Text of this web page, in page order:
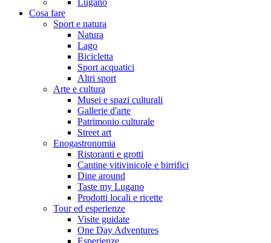
Lugano
Cosa fare
Sport e natura
Natura
Lago
Bicicletta
Sport acquatici
Altri sport
Arte e cultura
Musei e spazi culturali
Gallerie d'arte
Patrimonio culturale
Street art
Enogastronomia
Ristoranti e grotti
Cantine vitivinicole e birrifici
Dine around
Taste my Lugano
Prodotti locali e ricette
Tour ed esperienze
Visite guidate
One Day Adventures
Esperienze